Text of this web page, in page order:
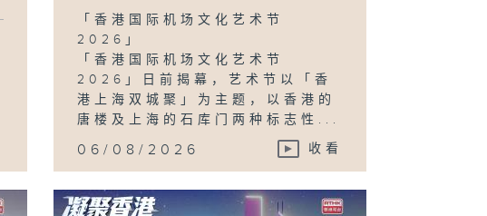
「香港国际机场文化艺术节
2026」
「香港国际机场文化艺术节
2026」日前揭幕，艺术节以「香
港上海双城聚」为主题，以香港的
唐楼及上海的石库门两种标志性...
06/08/2026 收看